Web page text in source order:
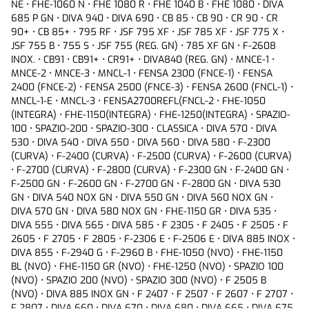
F-2808 Desc. • F-2948 • F-2968 • F-2988 • FHE-1040 • FHE-1060
• FHE-1080 • SPAZIO 170 • F-2540 • F-2550 • F-2560 • F-2570 •
F-2580 • DIVA 665 GN • DIVA 675 GN • DIVA 685 GN • F 2970 B •
F 2990 INOX • DIVA 840 N • DIVA 870 INOX • F-2545 T • F-2555
T • F-2565 T • F-2575 T • F-2585 T • F-2595-T • COCINA DIVA
695 • F-5500 PREMIUM • F-2408 (BLANCA) • F-2508 NEG • F-
2608 B • F-2808
NE • FHE-1060 N • FHE 1080 R • FHE 1040 B • FHE 1080 • DIVA
685 P GN • DIVA 940 • DIVA 690 • CB 85 • CB 90 • CR 90 • CR
90+ • CB 85+ • 795 RF • JSF 795 XF • JSF 785 XF • JSF 775 X •
JSF 755 B • 755 S • JSF 755 (REG. GN) • 785 XF GN • F-2608
INOX. • CB91 • CB91+ • CR91+ • DIVA840 (REG. GN) • MNCE-1 •
MNCE-2 • MNCE-3 • MNCL-1 • FENSA 2300 (FNCE-1) • FENSA
2400 (FNCE-2) • FENSA 2500 (FNCE-3) • FENSA 2600 (FNCL-1) •
MNCL-1-E • MNCL-3 • FENSA2700REFL(FNCL-2 • FHE-1050
(INTEGRA) • FHE-1150(INTEGRA) • FHE-1250(INTEGRA) • SPAZIO-
100 • SPAZIO-200 • SPAZIO-300 • CLASSICA • DIVA 570 • DIVA
530 • DIVA 540 • DIVA 550 • DIVA 560 • DIVA 580 • F-2300
(CURVA) • F-2400 (CURVA) • F-2500 (CURVA) • F-2600 (CURVA)
• F-2700 (CURVA) • F-2800 (CURVA) • F-2300 GN • F-2400 GN •
F-2500 GN • F-2600 GN • F-2700 GN • F-2800 GN • DIVA 530
GN • DIVA 540 NOX GN • DIVA 550 GN • DIVA 560 NOX GN •
DIVA 570 GN • DIVA 580 NOX GN • FHE-1150 GR • DIVA 535 •
DIVA 555 • DIVA 565 • DIVA 585 • F 2305 • F 2405 • F 2505 • F
2605 • F 2705 • F 2805 • F-2306 E • F-2506 E • DIVA 885 INOX •
DIVA 855 • F-2940 G • F-2960 B • FHE-1050 (NVO) • FHE-1150
BL (NVO) • FHE-1150 GR (NVO) • FHE-1250 (NVO) • SPAZIO 100
(NVO) • SPAZIO 200 (NVO) • SPAZIO 300 (NVO) • F 2505 B
(NVO) • DIVA 885 INOX GN • F 2407 • F 2507 • F 2607 • F 2707 •